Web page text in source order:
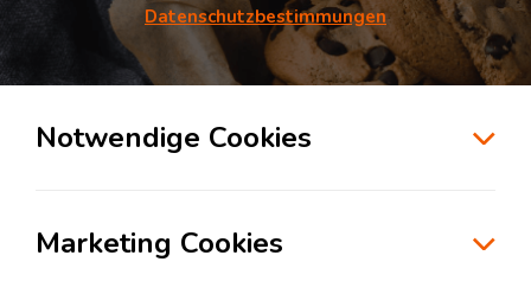
Treffer - Lagerflächen in Weil der Stadt
Listenansicht
Möchten Sie diesen Suchauftrag speichern und
automatisch über neue Standorte informiert
Datenschutzbestimmungen
Notwendige Cookies
Marketing Cookies